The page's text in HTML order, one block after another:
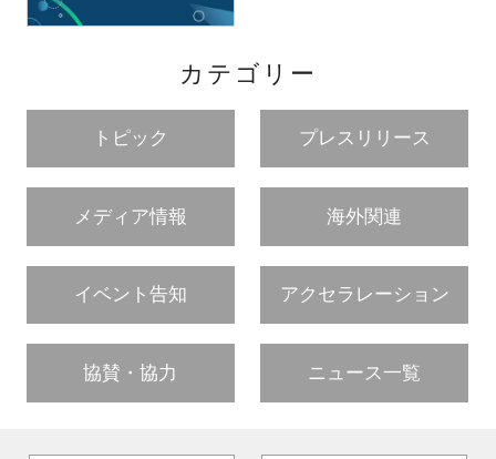
カテゴリー
トピック プレスリリース
メディア情報 海外関連
イベント告知 アクセラレーション
協賛・協力 ニュース一覧